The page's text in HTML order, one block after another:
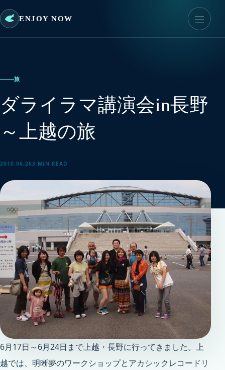
ENJOY NOW
旅
ダライラマ講演会in長野
～上越の旅
2010.06.263 MIN READ
6月17日～6月24日まで上越・長野に行ってきました。上
越では、明晰夢のワークショップとアカシックレコードリ